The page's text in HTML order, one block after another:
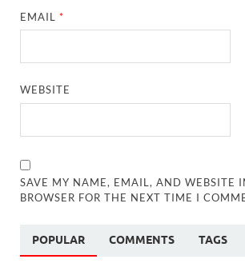
EMAIL*
WEBSITE
SAVE MY NAME, EMAIL, AND WEBSITE
BROWSER FOR THE NEXT TIME I
POPULAR COMMENTS TAGS